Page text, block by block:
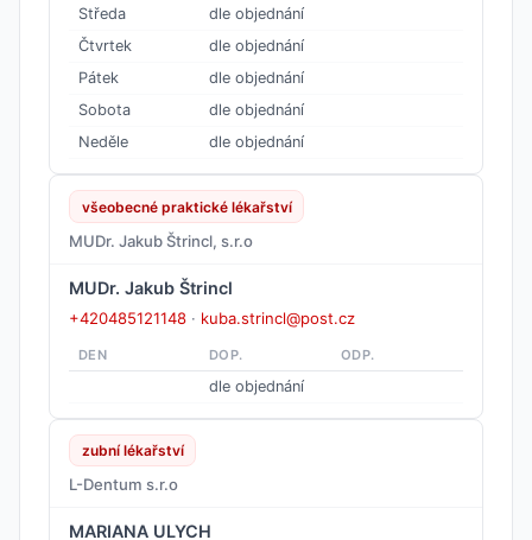
Středa
dle objednání
Čtvrtek
dle objednání
Pátek
dle objednání
Sobota
dle objednání
Neděle
dle objednání
všeobecné praktické lékařství
MUDr. Jakub Štrincl, s.r.o
MUDr. Jakub Štrincl
+420485121148 · kuba.strincl@post.cz
DEN DOP. ODP.
dle objednání
zubní lékařství
L-Dentum s.r.o
MARIANA ULYCH